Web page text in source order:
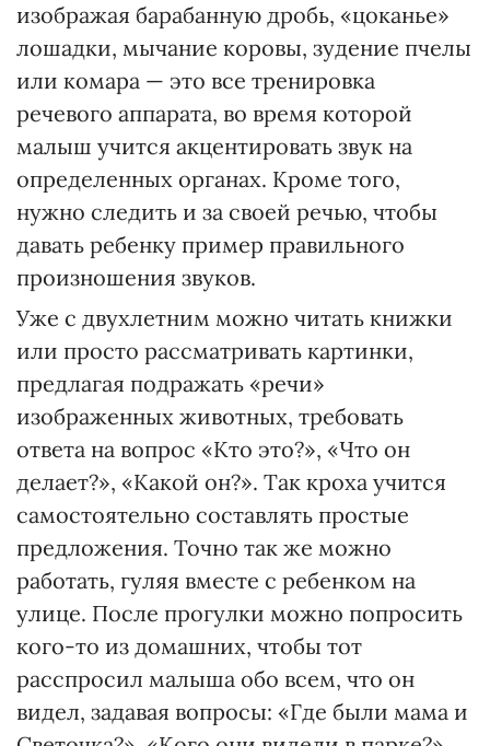
изображая барабанную дробь, «цоканье»
лошадки, мычание коровы, зудение пчелы
или комара — это все тренировка
речевого аппарата, во время которой
малыш учится акцентировать звук на
определенных органах. Кроме того,
нужно следить и за своей речью, чтобы
давать ребенку пример правильного
произношения звуков.
Уже с двухлетним можно читать книжки
или просто рассматривать картинки,
предлагая подражать «речи»
изображенных животных, требовать
ответа на вопрос «Кто это?», «Что он
делает?», «Какой он?». Так кроха учится
самостоятельно составлять простые
предложения. Точно так же можно
работать, гуляя вместе с ребенком на
улице. После прогулки можно попросить
кого-то из домашних, чтобы тот
расспросил малыша обо всем, что он
видел, задавая вопросы: «Где были мама и